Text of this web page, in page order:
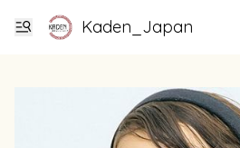
Kaden_Japan